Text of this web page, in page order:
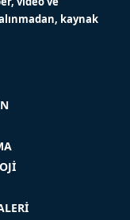
kaynak